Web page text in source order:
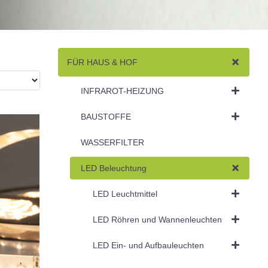
FÜR HAUS & HOF
INFRAROT-HEIZUNG
BAUSTOFFE
WASSERFILTER
LED Beleuchtung
LED Leuchtmittel
LED Röhren und Wannenleuchten
LED Ein- und Aufbauleuchten